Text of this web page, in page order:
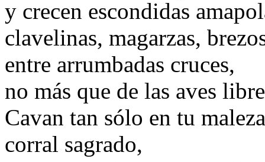
y crecen escondidas
clavelinas, magarzas,
entre arrumbadas cruces,
no más que de las aves
Cavan tan sólo en tu
corral sagrado,